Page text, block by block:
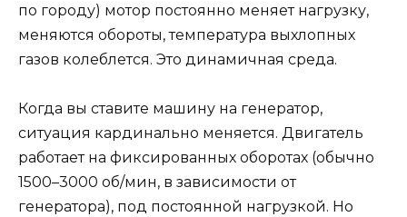
по городу) мотор постоянно меняет нагрузку,
меняются обороты, температура выхлопных
газов колеблется. Это динамичная среда.
Когда вы ставите машину на генератор,
ситуация кардинально меняется. Двигатель
работает на фиксированных оборотах (обычно
1500–3000 об/мин, в зависимости от
генератора), под постоянной нагрузкой. Но